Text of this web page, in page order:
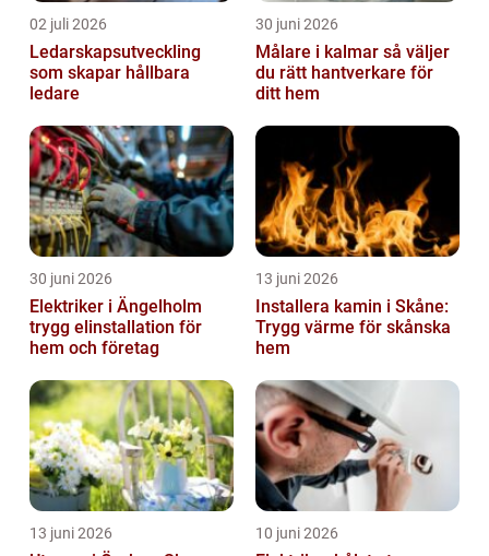
02 juli 2026
Ledarskapsutveckling
som skapar hållbara
ledare
30 juni 2026
Målare i kalmar så väljer
du rätt hantverkare för
ditt hem
30 juni 2026
Elektriker i Ängelholm
trygg elinstallation för
hem och företag
13 juni 2026
Installera kamin i Skåne:
Trygg värme för skånska
hem
13 juni 2026 10 juni 2026